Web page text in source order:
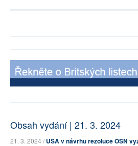
Obsah vydání | 21. 3. 2024
21. 3. 2024 /USA v návrhu rezoluce OSN